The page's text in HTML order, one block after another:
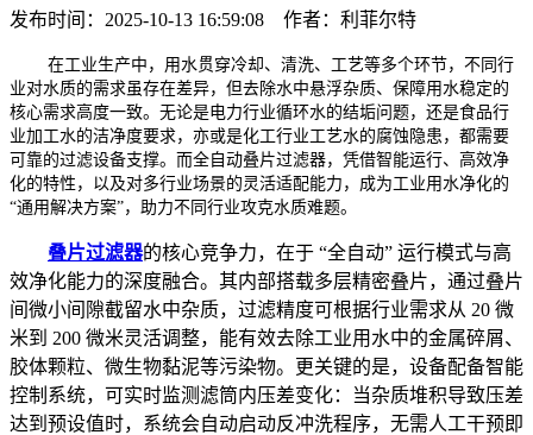
发布时间：2025-10-13 16:59:08 作者：利菲尔特
在工业生产中，用水贯穿冷却、清洗、工艺等多个环节，不同行
业对水质的需求虽存在差异，但去除水中悬浮杂质、保障用水稳定的
核心需求高度一致。无论是电力行业循环水的结垢问题，还是食品行
业加工水的洁净度要求，亦或是化工行业工艺水的腐蚀隐患，都需要
可靠的过滤设备支撑。而全自动叠片过滤器，凭借智能运行、高效净
化的特性，以及对多行业场景的灵活适配能力，成为工业用水净化的
“通用解决方案”，助力不同行业攻克水质难题。
叠片过滤器的核心竞争力，在于 “全自动” 运行模式与高
效净化能力的深度融合。其内部搭载多层精密叠片，通过叠片
间微小间隙截留水中杂质，过滤精度可根据行业需求从 20 微
米到 200 微米灵活调整，能有效去除工业用水中的金属碎屑、
胶体颗粒、微生物黏泥等污染物。更关键的是，设备配备智能
控制系统，可实时监测滤筒内压差变化：当杂质堆积导致压差
达到预设值时，系统会自动启动反冲洗程序，无需人工干预即